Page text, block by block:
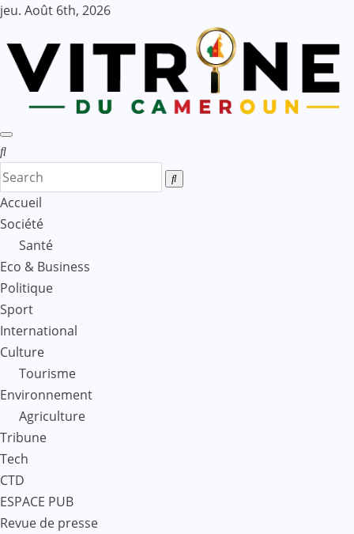
Skip
content
jeu. Août 6th, 2026
Accueil
Société
Santé
Eco & Business
Politique
Sport
International
Culture
Tourisme
Environnement
Agriculture
Tribune
Tech
CTD
ESPACE PUB
Revue de presse